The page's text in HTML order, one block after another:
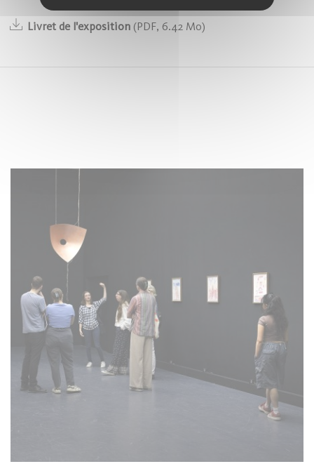
Livret de l'exposition (PDF, 6.42 Mo)